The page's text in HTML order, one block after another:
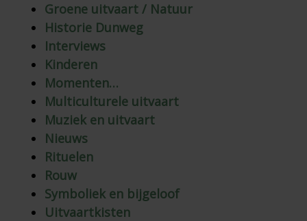
Groene uitvaart / Natuur
Historie Dunweg
Interviews
Kinderen
Momenten…
Multiculturele uitvaart
Muziek en uitvaart
Nieuws
Rituelen
Rouw
Symboliek en bijgeloof
Uitvaartkisten